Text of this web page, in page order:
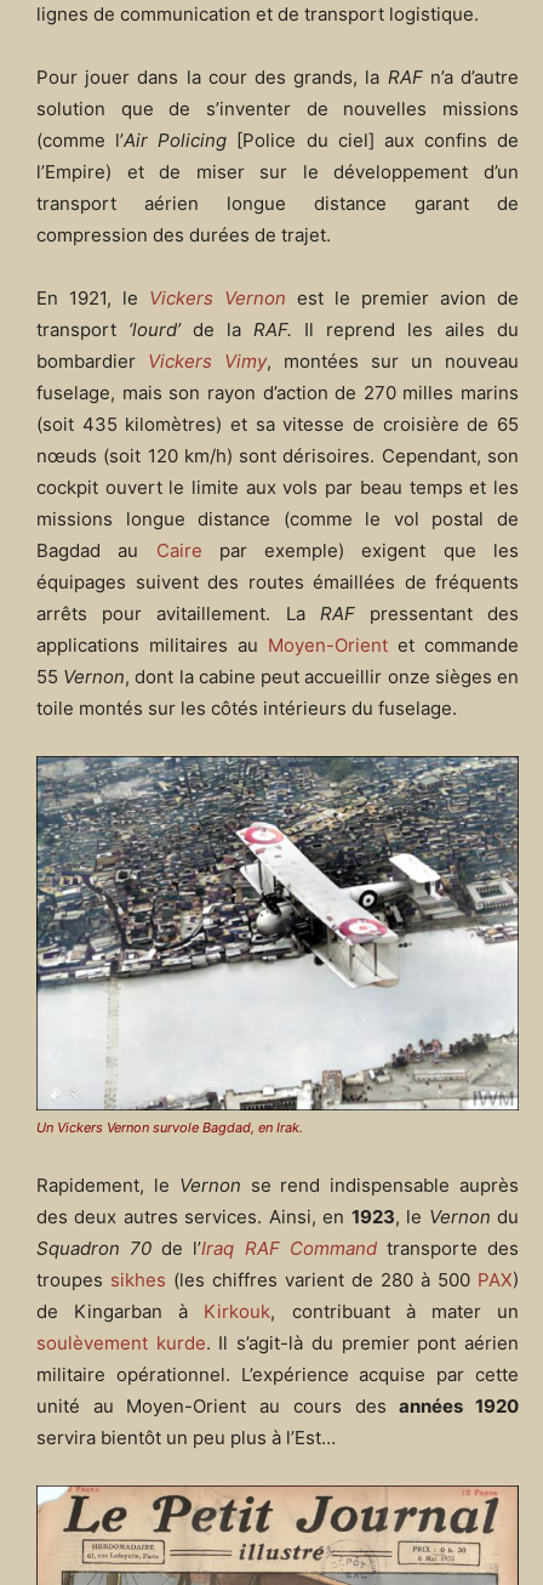
lignes de communication et de transport logistique.
Pour jouer dans la cour des grands, la RAFn’a d’autre
solution que de s’inventer de nouvelles missions
(comme l’Air Policing [Police du ciel] aux confins de
l’Empire) et de miser sur le développement d’un
transport aérien longue distance garant de
compression des durées de trajet.
En 1921, le Vickers Vernon est le premier avion de
transport ‘lourd’de la RAF. Il reprend les ailes du
bombardier Vickers Vimy, montées sur un nouveau
fuselage, mais son rayon d’action de 270 milles marins
(soit 435 kilomètres) et sa vitesse de croisière de 65
nœuds (soit 120 km/h) sont dérisoires. Cependant, son
cockpit ouvert le limite aux vols par beau temps et les
missions longue distance (comme le vol postal de
Bagdad au Caire par exemple) exigent que les
équipages suivent des routes émaillées de fréquents
arrêts pour avitaillement. La RAFpressentant des
applications militaires au Moyen-Orient et commande
55 Vernon, dont la cabine peut accueillir onze sièges en
toile montés sur les côtés intérieurs du fuselage.
Un Vickers Vernon survole Bagdad, en Irak.
Rapidement, le Vernon se rend indispensable auprès
des deux autres services. Ainsi, en 1923, le Vernon du
Squadron 70 de l’Iraq RAF Commandtransporte des
troupes sikhes (les chiffres varient de 280 à 500 PAX)
de Kingarban à Kirkouk, contribuant à mater un
soulèvement kurde. Il s’agit-là du premier pont aérien
militaire opérationnel. L’expérience acquise par cette
unité au Moyen-Orient au cours desannées 1920
servira bientôt un peu plus à l’Est…